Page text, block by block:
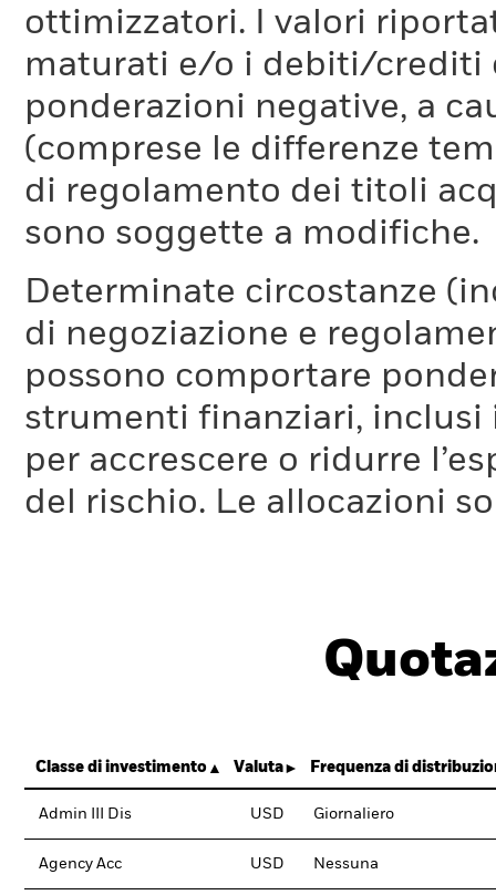
ottimizzatori. I valori
maturati e/o i debiti/crediti
ponderazioni negative, a
(comprese le differenze
di regolamento dei titoli
sono soggette a modifiche.
Determinate circostanze
di negoziazione e
possono comportare
strumenti finanziari, inclusi
per accrescere o ridurre
del rischio. Le allocazioni
Classe di investimento Valuta Frequenza di
Admin III Dis USD Giornaliero
Agency Acc USD Nessuna